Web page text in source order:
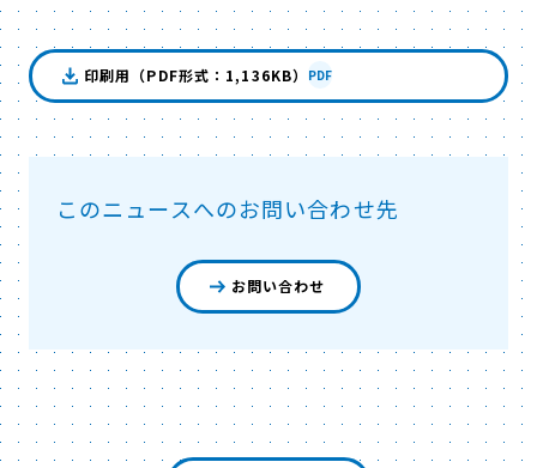
印刷用（PDF形式：1,136KB） PDF
このニュースへのお問い合わせ先
お問い合わせ